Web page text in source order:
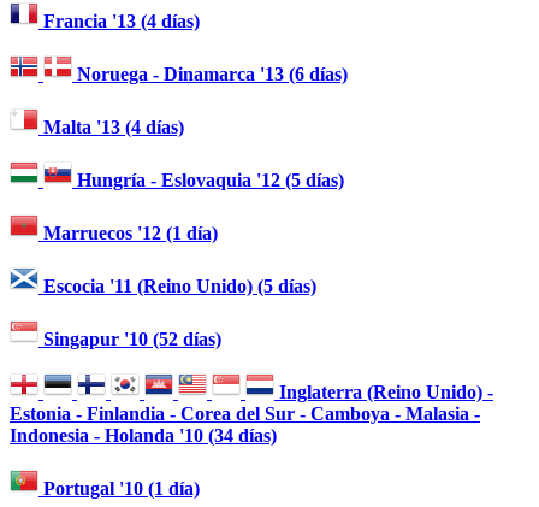
Francia '13 (4 días)
Noruega - Dinamarca '13 (6 días)
Malta '13 (4 días)
Hungría - Eslovaquia '12 (5 días)
Marruecos '12 (1 día)
Escocia '11 (Reino Unido) (5 días)
Singapur '10 (52 días)
Inglaterra (Reino Unido) -
Estonia - Finlandia - Corea del Sur - Camboya - Malasia -
Indonesia - Holanda '10 (34 días)
Portugal '10 (1 día)